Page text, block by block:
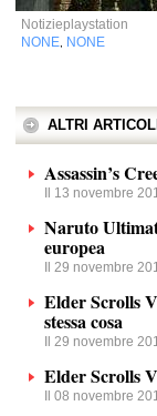
Notizieplaystation
NONE NONE
ALTRI
Assassin’s
Il 13 novembre
Naruto
europea
Il 29 novembre
Elder Scrolls
stessa cosa
Il 29 novembre
Elder Scrolls
Il 08 novembre